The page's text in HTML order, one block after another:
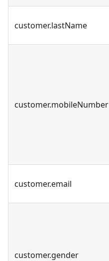
customer.lastName
customer.mobileNumber
customer.email
customer.gender